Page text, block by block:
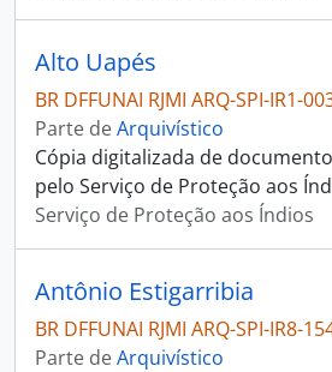
Alto Uapés
BR DFFUNAI RJMI ARQ-SPI-IR1-
Parte deArquivístico
Cópia digitalizada de
pelo Serviço de Proteção aos
Serviço de Proteção aos Índios
Antônio Estigarribia
BR DFFUNAI RJMI ARQ-SPI-IR8-
Parte deArquivístico